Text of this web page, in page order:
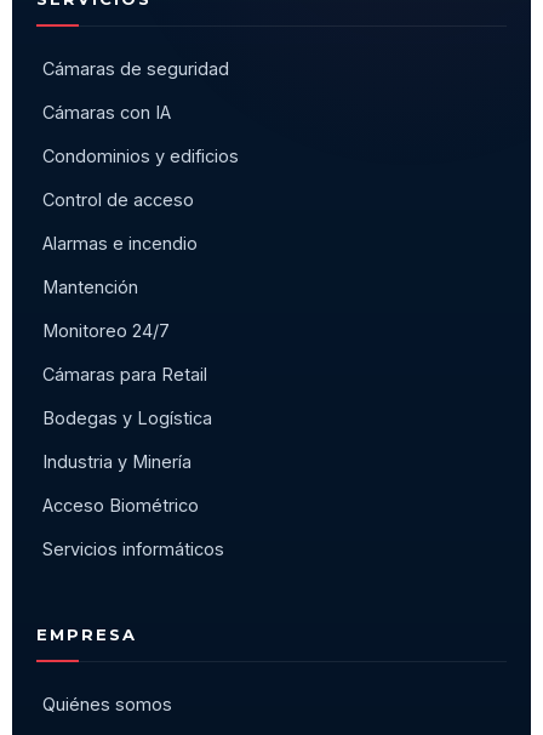
Cámaras de seguridad
Cámaras con IA
Condominios y edificios
Control de acceso
Alarmas e incendio
Mantención
Monitoreo 24/7
Cámaras para Retail
Bodegas y Logística
Industria y Minería
Acceso Biométrico
Servicios informáticos
EMPRESA
Quiénes somos